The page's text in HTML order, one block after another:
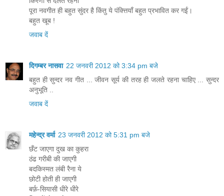
पूरा नवगीत ही बहुत सुंदर है किंतु ये पंक्त्तियाँ बहुत प्रभावित कर गईं।
बहुत खूब !
जवाब दें
दिगम्बर नासवा 22 जनवरी 2012 को 3:34 pm बजे
बहुत ही सुन्दर नव गीत ... जीवन सूर्य की तरह ही जलते रहना चाहिए ... सुन्दर
अनुभूति ..
जवाब दें
महेन्‍द्र वर्मा 23 जनवरी 2012 को 5:31 pm बजे
छँट जाएगा दुख का कुहरा
ठंढ गरीबी की जाएगी
बदकिस्मत लंबी रैना ये
छोटी होती ही जाएगी
बर्फ़-सियासी धीरे धीरे